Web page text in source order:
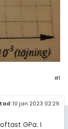
#1
10 jan 2023 02:29
GPa. I
inställningar